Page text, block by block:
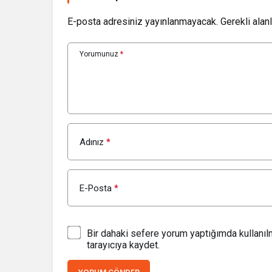
E-posta adresiniz yayınlanmayacak. Gerekli
Yorumunuz *
Adınız *
E-Posta *
Bir dahaki sefere yorum yaptığımda
tarayıcıya kaydet.